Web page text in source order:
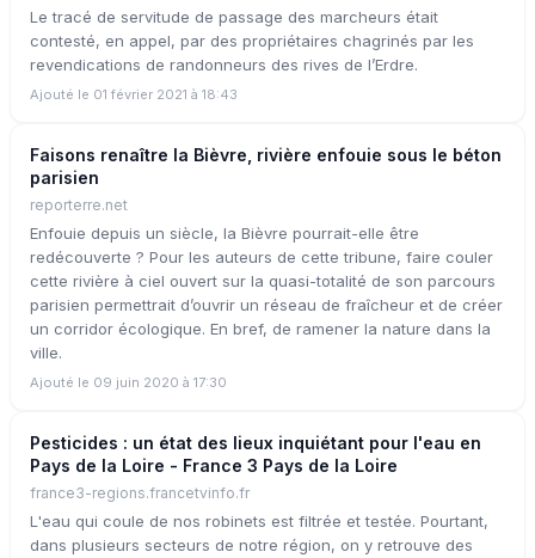
Le tracé de servitude de passage des marcheurs était
contesté, en appel, par des propriétaires chagrinés par les
revendications de randonneurs des rives de l’Erdre.
Ajouté le 01 février 2021 à 18:43
Faisons renaître la Bièvre, rivière enfouie sous le béton
parisien
reporterre.net
Enfouie depuis un siècle, la Bièvre pourrait-elle être
redécouverte ? Pour les auteurs de cette tribune, faire couler
cette rivière à ciel ouvert sur la quasi-totalité de son parcours
parisien permettrait d’ouvrir un réseau de fraîcheur et de créer
un corridor écologique. En bref, de ramener la nature dans la
ville.
Ajouté le 09 juin 2020 à 17:30
Pesticides : un état des lieux inquiétant pour l'eau en
Pays de la Loire - France 3 Pays de la Loire
france3-regions.francetvinfo.fr
L'eau qui coule de nos robinets est filtrée et testée. Pourtant,
dans plusieurs secteurs de notre région, on y retrouve des